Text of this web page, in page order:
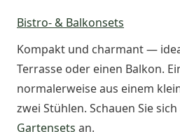
Bistro- & Balkonsets
Kompakt und charmant —
Terrasse oder einen Balkon.
normalerweise aus einem
zwei Stühlen. Schauen Sie
Gartensets an.